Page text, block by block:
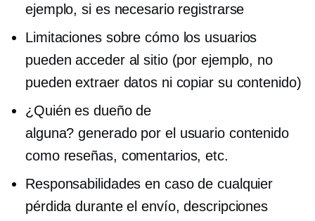
ejemplo, si es necesario registrarse
Limitaciones sobre cómo los usuarios
pueden acceder al sitio (por ejemplo, no
pueden extraer datos ni copiar su contenido)
¿Quién es dueño de
alguna?generado por el usuariocontenido
como reseñas, comentarios, etc.
Responsabilidades en caso de cualquier
pérdida durante el envío, descripciones